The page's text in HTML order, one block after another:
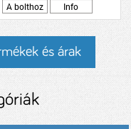
A bolthoz
Info
és árak